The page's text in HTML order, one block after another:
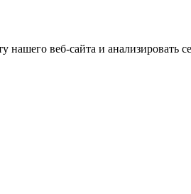
веб-сайта и анализировать